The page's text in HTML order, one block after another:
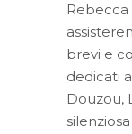
Rebecca
brevi e
dedicati
Douzou,